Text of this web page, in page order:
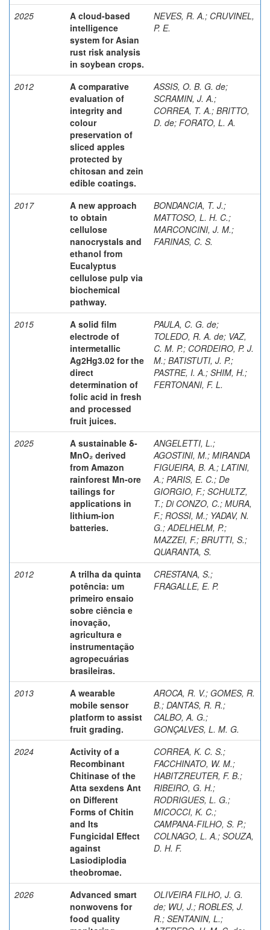
2025
A cloud-based
intelligence
system for Asian
rust risk analysis
in soybean crops.
NEVES, R. A.; CRUVINEL,
P. E.
2012
A comparative
evaluation of
integrity and
colour
preservation of
sliced apples
protected by
chitosan and zein
edible coatings.
ASSIS, O. B. G. de;
SCRAMIN, J. A.;
CORREA, T. A.; BRITTO,
D. de; FORATO, L. A.
2017
A new approach
to obtain
cellulose
nanocrystals and
ethanol from
Eucalyptus
cellulose pulp via
biochemical
pathway.
BONDANCIA, T. J.;
MATTOSO, L. H. C.;
MARCONCINI, J. M.;
FARINAS, C. S.
2015
A solid film
electrode of
intermetallic
Ag2Hg3.02 for the
direct
determination of
folic acid in fresh
and processed
fruit juices.
PAULA, C. G. de;
TOLEDO, R. A. de; VAZ,
C. M. P.; CORDEIRO, P. J.
M.; BATISTUTI, J. P.;
PASTRE, I. A.; SHIM, H.;
FERTONANI, F. L.
2025
A sustainable δ-
MnO₂ derived
from Amazon
rainforest Mn-ore
tailings for
applications in
lithium-ion
batteries.
ANGELETTI, L.;
AGOSTINI, M.; MIRANDA
FIGUEIRA, B. A.; LATINI,
A.; PARIS, E. C.; De
GIORGIO, F.; SCHULTZ,
T.; Di CONZO, C.; MURA,
F.; ROSSI, M.; YADAV, N.
G.; ADELHELM, P.;
MAZZEI, F.; BRUTTI, S.;
QUARANTA, S.
2012
A trilha da quinta
potência: um
primeiro ensaio
sobre ciência e
inovação,
agricultura e
instrumentação
agropecuárias
brasileiras.
CRESTANA, S.;
FRAGALLE, E. P.
2013
A wearable
mobile sensor
platform to assist
fruit grading.
AROCA, R. V.; GOMES, R.
B.; DANTAS, R. R.;
CALBO, A. G.;
GONÇALVES, L. M. G.
2024
Activity of a
Recombinant
Chitinase of the
Atta sexdens Ant
on Different
Forms of Chitin
and Its
Fungicidal Effect
against
Lasiodiplodia
theobromae.
CORREA, K. C. S.;
FACCHINATO, W. M.;
HABITZREUTER, F. B.;
RIBEIRO, G. H.;
RODRIGUES, L. G.;
MICOCCI, K. C.;
CAMPANA-FILHO, S. P.;
COLNAGO, L. A.; SOUZA,
D. H. F.
2026
Advanced smart
nonwovens for
food quality
OLIVEIRA FILHO, J. G.
de; WU, J.; ROBLES, J.
R.; SENTANIN, L.;